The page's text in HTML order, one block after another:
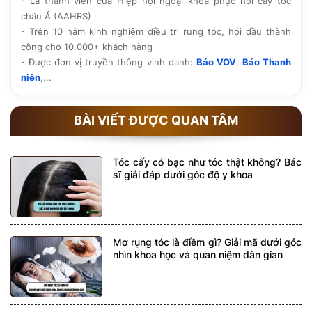
châu Á (AAHRS)
- Trên 10 năm kinh nghiệm điều trị rụng tóc, hói đầu thành
công cho 10.000+ khách hàng
- Được đơn vị truyền thông vinh danh: Báo VOV, Báo Thanh
niên,...
BÀI VIẾT ĐƯỢC QUAN TÂM
Tóc cấy có bạc như tóc thật không? Bác
sĩ giải đáp dưới góc độ y khoa
Mơ rụng tóc là điềm gì? Giải mã dưới góc
nhìn khoa học và quan niệm dân gian